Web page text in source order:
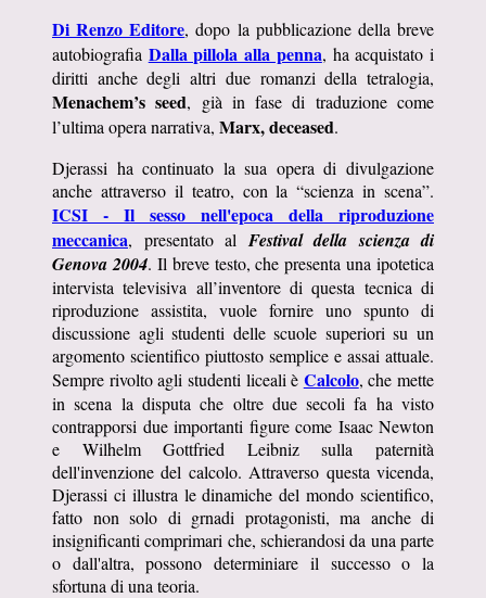
Di Renzo Editore, dopo la pubblicazione della breve
autobiografia Dalla pillola alla penna, ha acquistato i
diritti anche degli altri due romanzi della tetralogia,
Menachem’s seed, già in fase di traduzione come
l’ultima opera narrativa, Marx, deceased.
Djerassi ha continuato la sua opera di divulgazione
anche attraverso il teatro, con la “scienza in scena”.
ICSI - Il sesso nell'epoca della riproduzione
meccanica, presentato al Festival della scienza di
Genova 2004. Il breve testo, che presenta una ipotetica
intervista televisiva all’inventore di questa tecnica di
riproduzione assistita, vuole fornire uno spunto di
discussione agli studenti delle scuole superiori su un
argomento scientifico piuttosto semplice e assai attuale.
Sempre rivolto agli studenti liceali è Calcolo, che mette
in scena la disputa che oltre due secoli fa ha visto
contrapporsi due importanti figure come Isaac Newton
e Wilhelm Gottfried Leibniz sulla paternità
dell'invenzione del calcolo. Attraverso questa vicenda,
Djerassi ci illustra le dinamiche del mondo scientifico,
fatto non solo di grnadi protagonisti, ma anche di
insignificanti comprimari che, schierandosi da una parte
o dall'altra, possono determiniare il successo o la
sfortuna di una teoria.